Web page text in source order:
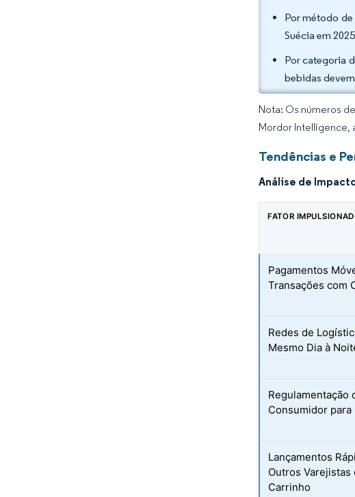
Por método
Suécia em
Por categoria
bebidas
Nota: Os números
Mordor Intelligence,
Tendências e
Análise de
FATOR
Pagamentos
Transações com
Redes de
Mesmo Dia à
Regulamentação
Consumidor
Lançamentos
Outros
Carrinho